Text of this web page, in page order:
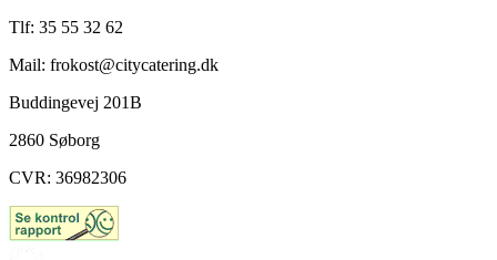
Tlf: 35 55 32 62
Mail: frokost@citycatering.dk
Buddingevej 201B
2860 Søborg
CVR: 36982306